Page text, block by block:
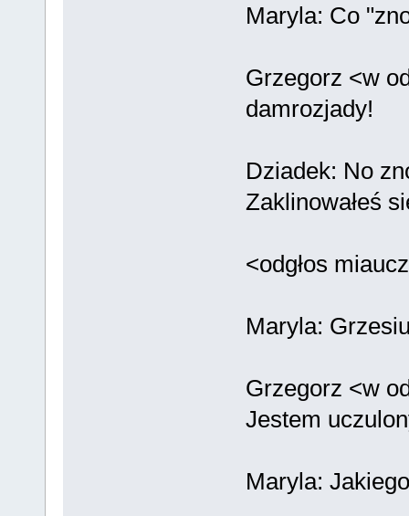
Maryla: Co
Grzegorz <w
damrozjady!
Dziadek: No
Zaklinowałeś
<odgłos
Maryla:
Grzegorz <w
Jestem
Maryla: